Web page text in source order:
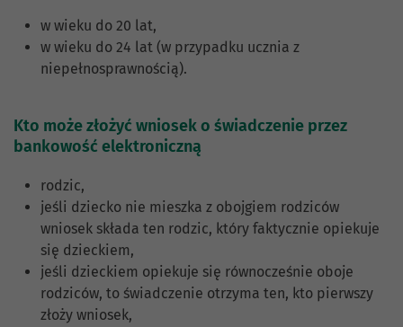
w wieku do 20 lat,
w wieku do 24 lat (w przypadku ucznia z
niepełnosprawnością).
Kto może złożyć wniosek o świadczenie przez
bankowość elektroniczną
rodzic,
jeśli dziecko nie mieszka z obojgiem rodziców
wniosek składa ten rodzic, który faktycznie opiekuje
się dzieckiem,
jeśli dzieckiem opiekuje się równocześnie oboje
rodziców, to świadczenie otrzyma ten, kto pierwszy
złoży wniosek,